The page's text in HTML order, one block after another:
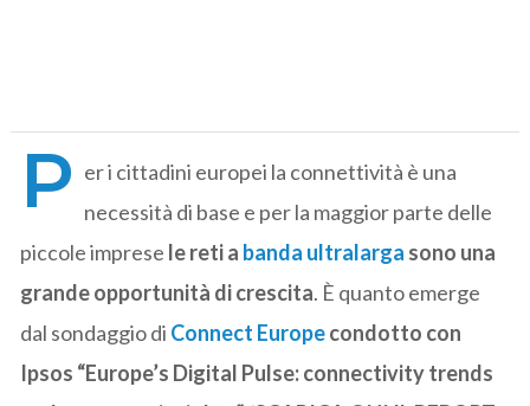
P er i cittadini europei la connettività è una
necessità di base e per la maggior parte delle
piccole imprese le reti a banda ultralarga sono una
grande opportunità di crescita. È quanto emerge
dal sondaggio di Connect Europecondotto con
Ipsos “Europe’s Digital Pulse: connectivity trends